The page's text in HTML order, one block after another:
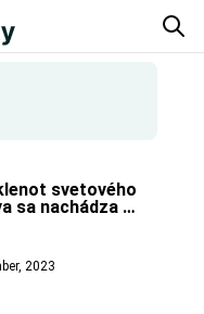
svetového
sa nachádza
2023